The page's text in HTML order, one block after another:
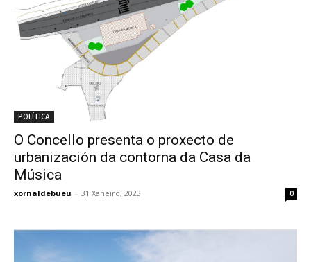
POLÍTICA
O Concello presenta o proxecto de
urbanización da contorna da Casa da
Música
xornaldebueu - 31 Xaneiro, 2023 0